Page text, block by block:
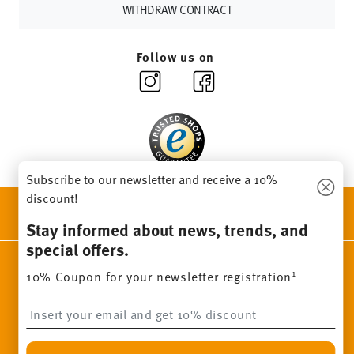
For returns, please use ourreturns service
WITHDRAW CONTRACT
Follow us on
Beauty & functionality for your home
Imprint
Change cookie consent
*All prices incl. VAT and plusshipping costs.
The code can be entered directly during the order process. The
Subscribe to our newsletter and receive a 10%
discount!
Stay informed about news, trends, and
special offers.
10% Coupon for your newsletter registration1